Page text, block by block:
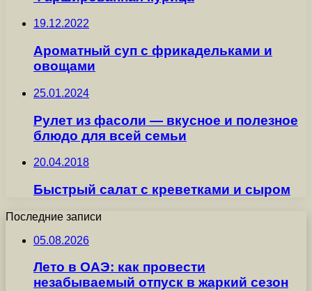
19.12.2022
Ароматный суп с фрикадельками и
овощами
25.01.2024
Рулет из фасоли — вкусное и полезное
блюдо для всей семьи
20.04.2018
Быстрый салат с креветками и сыром
Последние записи
05.08.2026
Лето в ОАЭ: как провести
незабываемый отпуск в жаркий сезон